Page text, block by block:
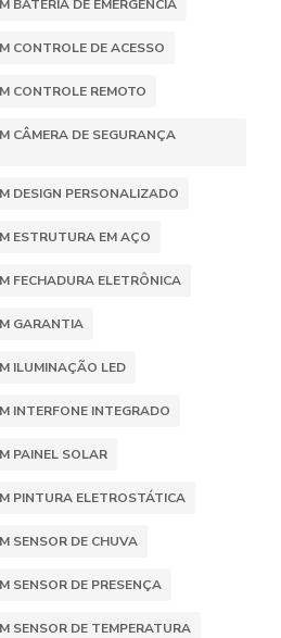
BATERIA DE EMERGÊNCIA
CONTROLE DE ACESSO
CONTROLE REMOTO
CÂMERA DE SEGURANÇA
DESIGN PERSONALIZADO
ESTRUTURA EM AÇO
FECHADURA ELETRÔNICA
GARANTIA
ILUMINAÇÃO LED
INTERFONE INTEGRADO
PAINEL SOLAR
PINTURA ELETROSTÁTICA
SENSOR DE CHUVA
SENSOR DE PRESENÇA
SENSOR DE TEMPERATURA